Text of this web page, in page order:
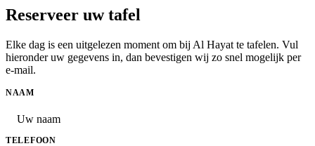
Reserveer uw tafel
Elke dag is een uitgelezen moment om bij Al Hayat te tafelen. Vul
hieronder uw gegevens in, dan bevestigen wij zo snel mogelijk per
e-mail.
NAAM
TELEFOON